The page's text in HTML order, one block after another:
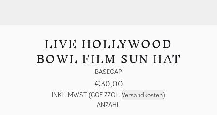
LIVE HOLLYWOOD
BOWL FILM SUN HAT
BASECAP
€30,00
INKL. MWST (GGF ZZGL.Versandkosten)
ANZAHL